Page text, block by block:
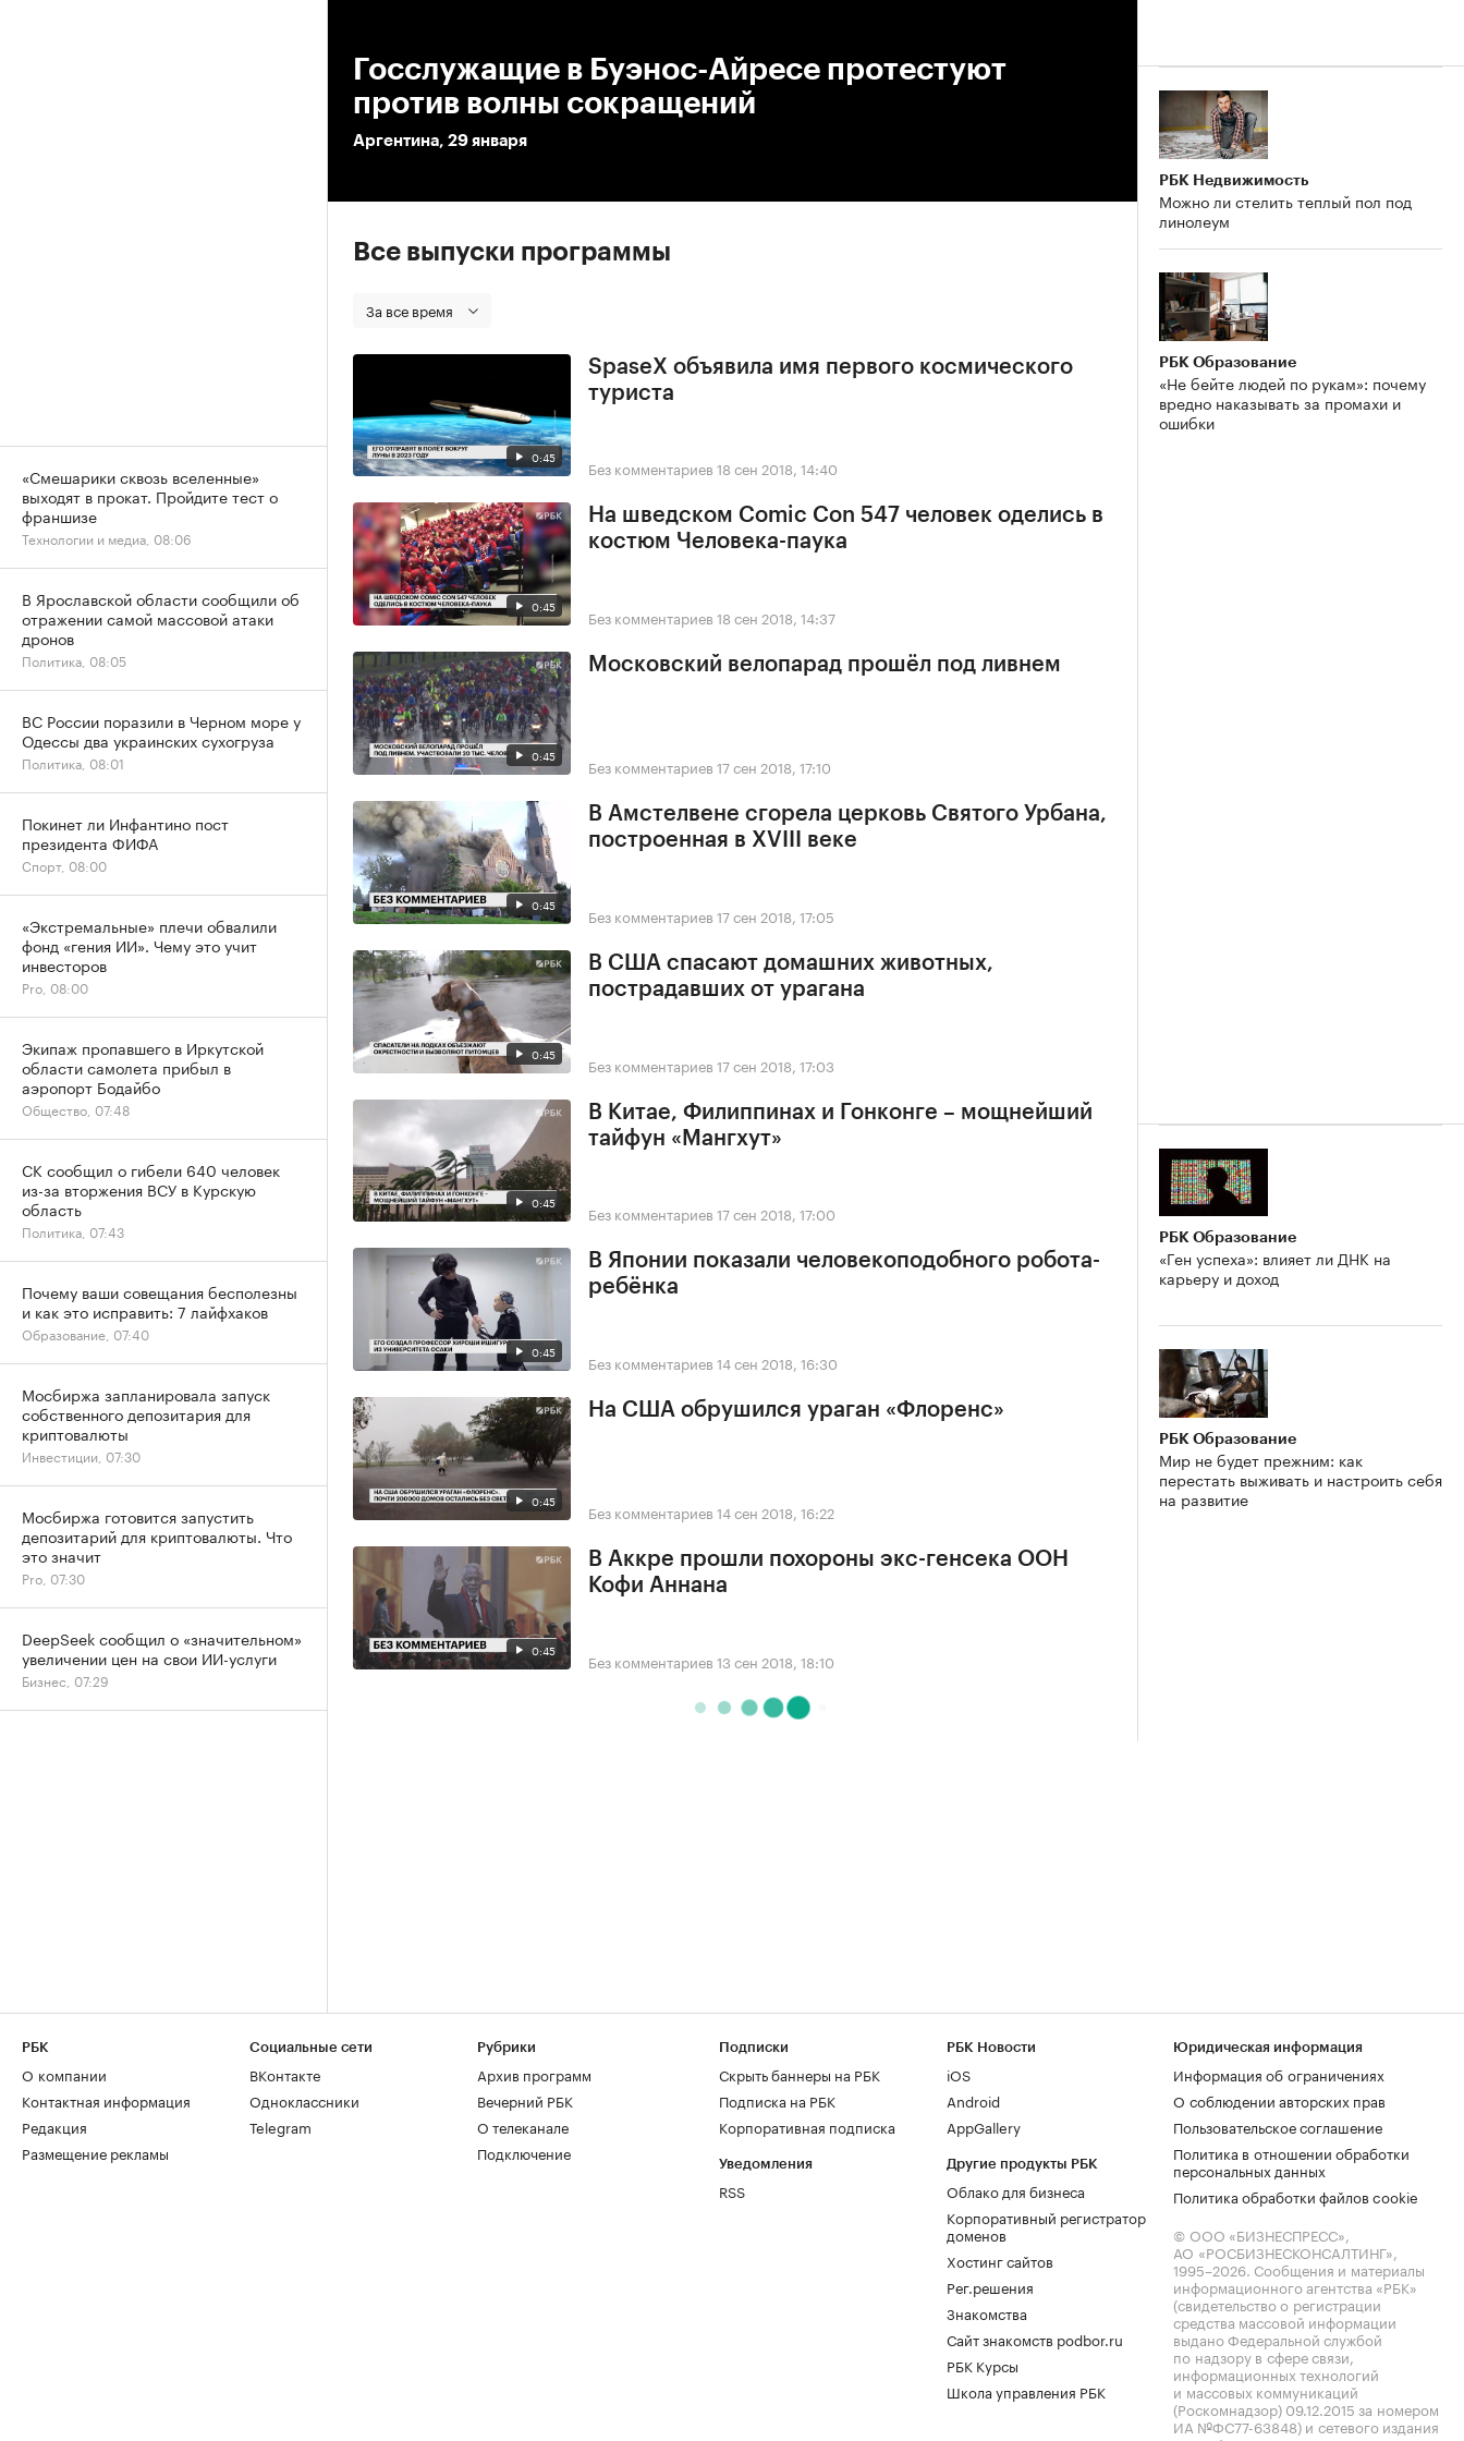
Госслужащие в Буэнос-Айресе протестуют
против волны сокращений
Аргентина, 29 января
Все выпуски программы
За все время
0:45
SpaseX объявила имя первого космического
туриста
Без комментариев 18 сен 2018, 14:40
0:45
На шведском Comic Con 547 человек оделись в
костюм Человека-паука
Без комментариев 18 сен 2018, 14:37
0:45
Московский велопарад прошёл под ливнем
Без комментариев 17 сен 2018, 17:10
0:45
В Амстелвене сгорела церковь Святого Урбана,
построенная в XVIII веке
Без комментариев 17 сен 2018, 17:05
0:45
В США спасают домашних животных,
пострадавших от урагана
Без комментариев 17 сен 2018, 17:03
0:45
В Китае, Филиппинах и Гонконге – мощнейший
тайфун «Мангхут»
Без комментариев 17 сен 2018, 17:00
0:45
В Японии показали человекоподобного робота-
ребёнка
Без комментариев 14 сен 2018, 16:30
0:45
На США обрушился ураган «Флоренс»
Без комментариев 14 сен 2018, 16:22
0:45
В Аккре прошли похороны экс-генсека ООН
Кофи Аннана
Без комментариев 13 сен 2018, 18:10
РБК Недвижимость
Можно ли стелить теплый пол под
линолеум
РБК Образование
«Не бейте людей по рукам»: почему
вредно наказывать за промахи и
ошибки
РБК Образование
«Ген успеха»: влияет ли ДНК на
карьеру и доход
РБК Образование
Мир не будет прежним: как
перестать выживать и настроить себя
на развитие
«Смешарики сквозь вселенные»
выходят в прокат. Пройдите тест о
франшизе
Технологии и медиа, 08:06
В Ярославской области сообщили об
отражении самой массовой атаки
дронов
Политика, 08:05
ВС России поразили в Черном море у
Одессы два украинских сухогруза
Политика, 08:01
Покинет ли Инфантино пост
президента ФИФА
Спорт, 08:00
«Экстремальные» плечи обвалили
фонд «гения ИИ». Чему это учит
инвесторов
Pro, 08:00
Экипаж пропавшего в Иркутской
области самолета прибыл в
аэропорт Бодайбо
Общество, 07:48
СК сообщил о гибели 640 человек
из-за вторжения ВСУ в Курскую
область
Политика, 07:43
Почему ваши совещания бесполезны
и как это исправить: 7 лайфхаков
Образование, 07:40
Мосбиржа запланировала запуск
собственного депозитария для
криптовалюты
Инвестиции, 07:30
Мосбиржа готовится запустить
депозитарий для криптовалюты. Что
это значит
Pro, 07:30
DeepSeek сообщил о «значительном»
увеличении цен на свои ИИ-услуги
Бизнес, 07:29
РБК
О компании
Контактная информация
Редакция
Размещение рекламы
Социальные сети
ВКонтакте
Одноклассники
Telegram
Рубрики
Архив программ
Вечерний РБК
О телеканале
Подключение
Подписки
Скрыть баннеры на РБК
Подписка на РБК
Корпоративная подписка
Уведомления
RSS
РБК Новости
iOS
Android
AppGallery
Другие продукты РБК
Облако для бизнеса
Корпоративный регистратор
доменов
Хостинг сайтов
Рег.решения
Знакомства
Сайт знакомств podbor.ru
РБК Курсы
Школа управления РБК
Юридическая информация
Информация об ограничениях
О соблюдении авторских прав
Пользовательское соглашение
Политика в отношении обработки
персональных данных
Политика обработки файлов cookie
© ООО «БИЗНЕСПРЕСС»,
АО «РОСБИЗНЕСКОНСАЛТИНГ»,
1995–2026. Сообщения и материалы
информационного агентства «РБК»
(свидетельство о регистрации
средства массовой информации
выдано Федеральной службой
по надзору в сфере связи,
информационных технологий
и массовых коммуникаций
(Роскомнадзор) 09.12.2015 за номером
ИА №ФС77-63848) и сетевого издания